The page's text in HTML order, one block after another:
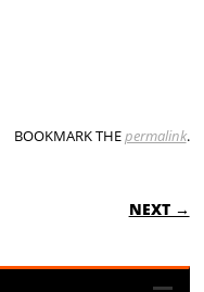
BOOKMARK THEpermalink.
NEXT →